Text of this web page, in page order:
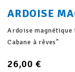
ARDOISE
Ardoise magnétique
Cabane à rêves"
26,00 €